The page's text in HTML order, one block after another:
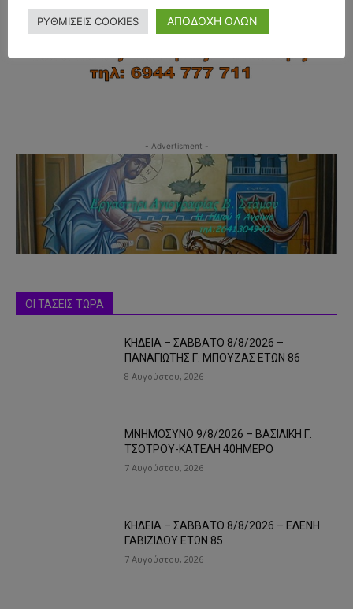
- Advertisment -
ΟΙ ΤΑΣΕΙΣ ΤΩΡΑ
ΚΗΔΕΙΑ – ΣΑΒΒΑΤΟ 8/8/2026 –
ΠΑΝΑΓΙΩΤΗΣ Γ. ΜΠΟΥΖΑΣ ΕΤΩΝ 86
8 Αυγούστου, 2026
ΜΝΗΜΟΣΥΝΟ 9/8/2026 – ΒΑΣΙΛΙΚΗ Γ.
ΤΣΟΤΡΟΥ-ΚΑΤΕΛΗ 40ΗΜΕΡΟ
7 Αυγούστου, 2026
ΚΗΔΕΙΑ – ΣΑΒΒΑΤΟ 8/8/2026 – ΕΛΕΝΗ
ΓΑΒΙΖΙΔΟΥ ΕΤΩΝ 85
7 Αυγούστου, 2026
ΡΥΘΜΙΣΕΙΣ COOKIES ΑΠΟΔΟΧΗ ΟΛΩΝ